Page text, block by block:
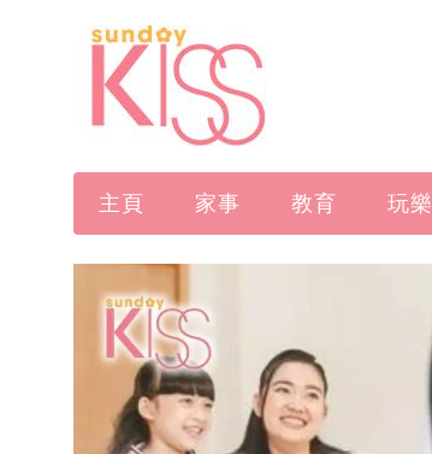
主頁 家事 教育 玩樂